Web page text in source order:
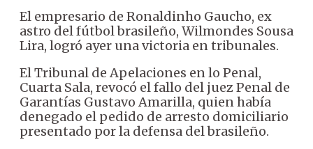
El empresario de Ronaldinho Gaucho, ex
astro del fútbol brasileño, Wilmondes Sousa
Lira, logró ayer una victoria en tribunales.
El Tribunal de Apelaciones en lo Penal,
Cuarta Sala, revocó el fallo del juez Penal de
Garantías Gustavo Amarilla, quien había
denegado el pedido de arresto domiciliario
presentado por la defensa del brasileño.